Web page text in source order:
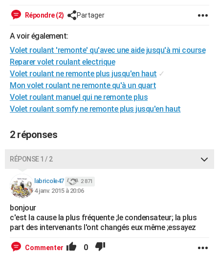
PHOTO
BONS PLANS
CARTE DE VOEUX
Carte de Noël
Carte Bonne année
Carte Saint-Valentin
Carte Pâques
Carte d'anniversaire
DICTIONNAIRE
Dictionnaire
Biographies
Citations
Expressions
Proverbes
PROGRAMME TV
Bricolage
Lifestyle
Culture
Sport
Auto
Television
Voyage
Cinema
Répondre (2) Partager
A voir également:
Volet roulant 'remonte' qu'avec une aide jusqu'à mi course
Reparer volet roulant electrique
Volet roulant ne remonte plus jusqu'en haut ✓
Mon volet roulant ne remonte qu'à un quart
Volet roulant manuel qui ne remonte plus
Volet roulant somfy ne remonte plus jusqu'en haut
2 réponses
RÉPONSE 1 / 2
labricole47 2 871
4 janv. 2015 à 20:06
bonjour
c'est la cause la plus fréquente ;le condensateur; la plus
part des intervenants l'ont changés eux même ;essayez
Commenter 0